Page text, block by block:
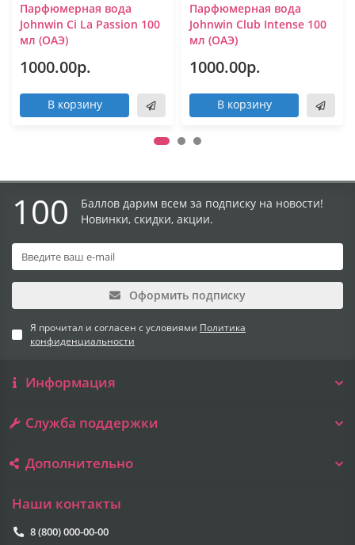
Парфюмерная вода
Johnwin Ci La Passion 100
мл (ОАЭ)
1000.00р.
В корзину
Парфюмерная вода
Johnwin Club Intense 100
мл (ОАЭ)
1000.00р.
В корзину
100
Баллов дарим всем за подписку на новости!
Новинки, скидки, акции.
Оформить подписку
Я прочитал и согласен с условиями Политика
конфиденциальности
Информация
Служба поддержки
Дополнительно
Наши контакты
8 (800) 000-00-00